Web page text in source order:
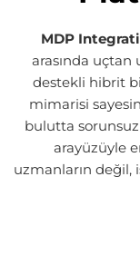
MDP
arasında uçtan
destekli hibrit
mimarisi
bulutta sorunsuz
arayüzüyle
uzmanların